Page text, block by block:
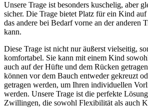
Unsere Trage ist besonders kuschelig, aber
sicher. Die Trage bietet Platz für ein Kind
das andere bei Bedarf vorne an der anderen
kann.
Diese Trage ist nicht nur äußerst vielseitig,
komfortabel. Sie kann mit einem Kind
auch auf der Hüfte und dem Rücken
können vor dem Bauch entweder gekreuzt
getragen werden, um Ihren individuellen
werden. Unsere Trage ist die perfekte
Zwillingen, die sowohl Flexibilität als auch